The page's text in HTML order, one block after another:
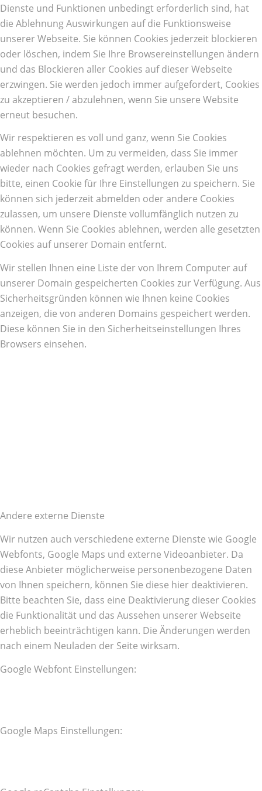
Dienste und Funktionen unbedingt erforderlich sind, hat
die Ablehnung Auswirkungen auf die Funktionsweise
unserer Webseite. Sie können Cookies jederzeit blockieren
oder löschen, indem Sie Ihre Browsereinstellungen ändern
und das Blockieren aller Cookies auf dieser Webseite
erzwingen. Sie werden jedoch immer aufgefordert, Cookies
zu akzeptieren / abzulehnen, wenn Sie unsere Website
erneut besuchen.
Wir respektieren es voll und ganz, wenn Sie Cookies
ablehnen möchten. Um zu vermeiden, dass Sie immer
wieder nach Cookies gefragt werden, erlauben Sie uns
bitte, einen Cookie für Ihre Einstellungen zu speichern. Sie
können sich jederzeit abmelden oder andere Cookies
zulassen, um unsere Dienste vollumfänglich nutzen zu
können. Wenn Sie Cookies ablehnen, werden alle gesetzten
Cookies auf unserer Domain entfernt.
Wir stellen Ihnen eine Liste der von Ihrem Computer auf
unserer Domain gespeicherten Cookies zur Verfügung. Aus
Sicherheitsgründen können wie Ihnen keine Cookies
anzeigen, die von anderen Domains gespeichert werden.
Diese können Sie in den Sicherheitseinstellungen Ihres
Browsers einsehen.
Andere externe Dienste
Wir nutzen auch verschiedene externe Dienste wie Google
Webfonts, Google Maps und externe Videoanbieter. Da
diese Anbieter möglicherweise personenbezogene Daten
von Ihnen speichern, können Sie diese hier deaktivieren.
Bitte beachten Sie, dass eine Deaktivierung dieser Cookies
die Funktionalität und das Aussehen unserer Webseite
erheblich beeinträchtigen kann. Die Änderungen werden
nach einem Neuladen der Seite wirksam.
Google Webfont Einstellungen:
Google Maps Einstellungen: